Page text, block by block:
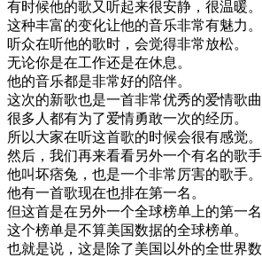
有时候他的歌又听起来很安静 ， 很温暖。
这种丰富的变化让他的音乐非常有魅力。
听众在听他的歌时 ， 会觉得非常放松。
无论你是在工作还是在休息。
他的音乐都是非常好的陪伴。
这次的新歌也是一首非常优秀的爱情歌曲
很多人都有为了爱情勇敢一次的经历。
所以大家在听这首歌的时候会很有感觉。
然后 ， 我们再来看看另外一个有名的歌手
他叫坏痞兔 ， 也是一个非常厉害的歌手。
他有一首歌现在也排在第一名。
但这首是在另外一个全球榜单上的第一名
这个榜单是不算美国数据的全球榜单。
也就是说 ， 这是除了美国以外的全世界